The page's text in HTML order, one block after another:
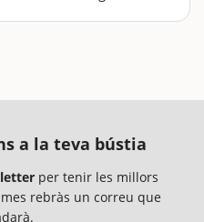
a la teva bústia
per tenir les millors
rebràs un correu que